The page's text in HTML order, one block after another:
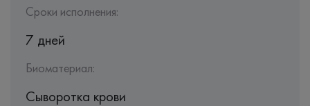
Сроки исполнения:
7 дней
Биоматериал:
Сыворотка крови